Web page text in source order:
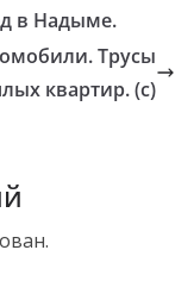
в Надыме.
Трусы
квартир. (с)